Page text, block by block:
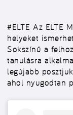
#ELTE Az ELTE
helyeket
Sokszínű a
tanulásra
legújabb
ahol nyugodtan